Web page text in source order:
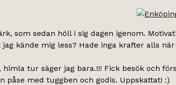
som sedan höll i sig dagen igenom.
jag kände mig less? Hade inga krafter alls
himla tur säger jag bara.!!! Fick besök och
påse med tuggben och godis. Uppskattat! :)